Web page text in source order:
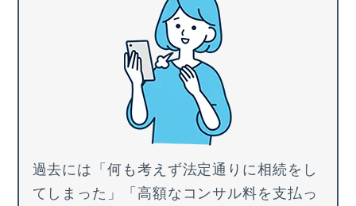
過去には 「何も考えず法定通りに相続をし
てしまった」「高額なコンサル料を支払っ